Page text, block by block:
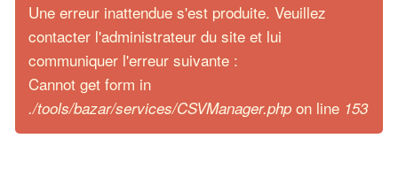
Une erreur inattendue s'est produite. Veuillez
contacter l'administrateur du site et lui
communiquer l'erreur suivante :
Cannot get form in
./tools/bazar/services/CSVManager.php on line 153